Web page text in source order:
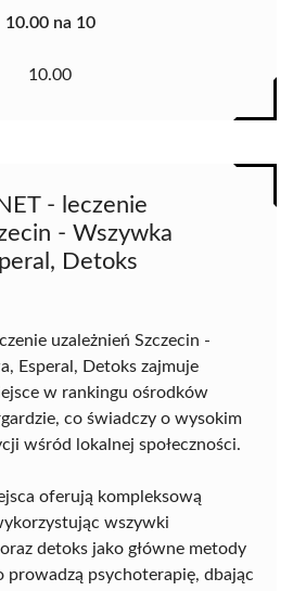
10.00 na 10
10.00
- leczenie
- Wszywka
Detoks
uzależnień Szczecin -
Esperal, Detoks zajmuje
w rankingu ośrodków
co świadczy o wysokim
wśród lokalnej społeczności.
oferują kompleksową
wszywki
detoks jako główne metody
prowadzą psychoterapię, dbając